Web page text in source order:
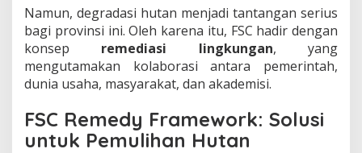
n
F
S
C
Namun, degradasi hutan menjadi tantangan serius
bagi provinsi ini. Oleh karena itu, FSC hadir dengan
konsep remediasi lingkungan, yang
mengutamakan kolaborasi antara pemerintah,
dunia usaha, masyarakat, dan akademisi.
FSC Remedy Framework: Solusi
untuk Pemulihan Hutan